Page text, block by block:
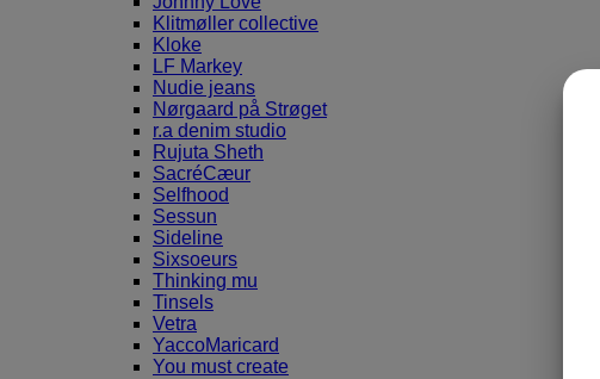
Klitmøller collective
Kloke
LF Markey
Nudie jeans
Nørgaard på Strøget
r.a denim studio
Rujuta Sheth
SacréCæur
Selfhood
Sessun
Sideline
Sixsoeurs
Thinking mu
Tinsels
Vetra
YaccoMaricard
You must create